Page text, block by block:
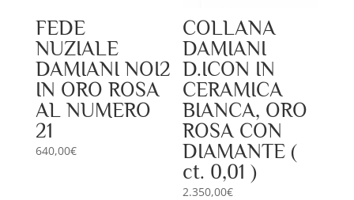
FEDE
NUZIALE
DAMIANI NOI2
IN ORO ROSA
AL NUMERO
21
640,00€
COLLANA
DAMIANI
D.ICON IN
CERAMICA
BIANCA, ORO
ROSA CON
DIAMANTE (
ct. 0,01 )
2.350,00€